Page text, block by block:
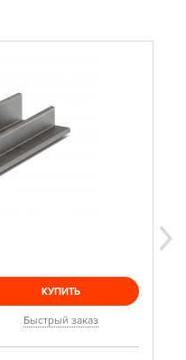
КУПИТЬ
Быстрый заказ